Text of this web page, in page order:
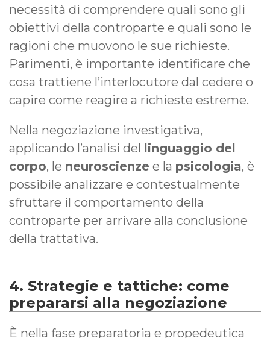
necessità di comprendere quali sono gli
obiettivi della controparte e quali sono le
ragioni che muovono le sue richieste.
Parimenti, è importante identificare che
cosa trattiene l’interlocutore dal cedere o
capire come reagire a richieste estreme.
Nella negoziazione investigativa,
applicando l’analisi del linguaggio del
corpo, le neuroscienze e la psicologia, è
possibile analizzare e contestualmente
sfruttare il comportamento della
controparte per arrivare alla conclusione
della trattativa.
4. Strategie e tattiche: come
prepararsi alla negoziazione
È nella fase preparatoria e propedeutica